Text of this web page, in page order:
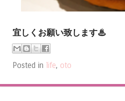
宜しくお願い致します♨
Posted in life, oto